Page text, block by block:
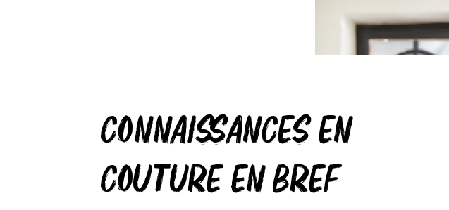
Connaissances en
couture en bref